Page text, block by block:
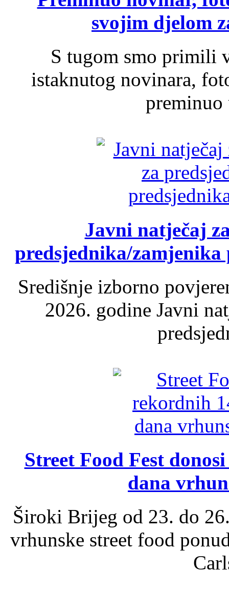
svojim djelom
S tugom smo primili
istaknutog novinara,
Javni natječaj
predsjednika/
Središnje izborno
2026. godine Javni
Street Food Fest
dana
Široki Brijeg od 23. do
vrhunske street food